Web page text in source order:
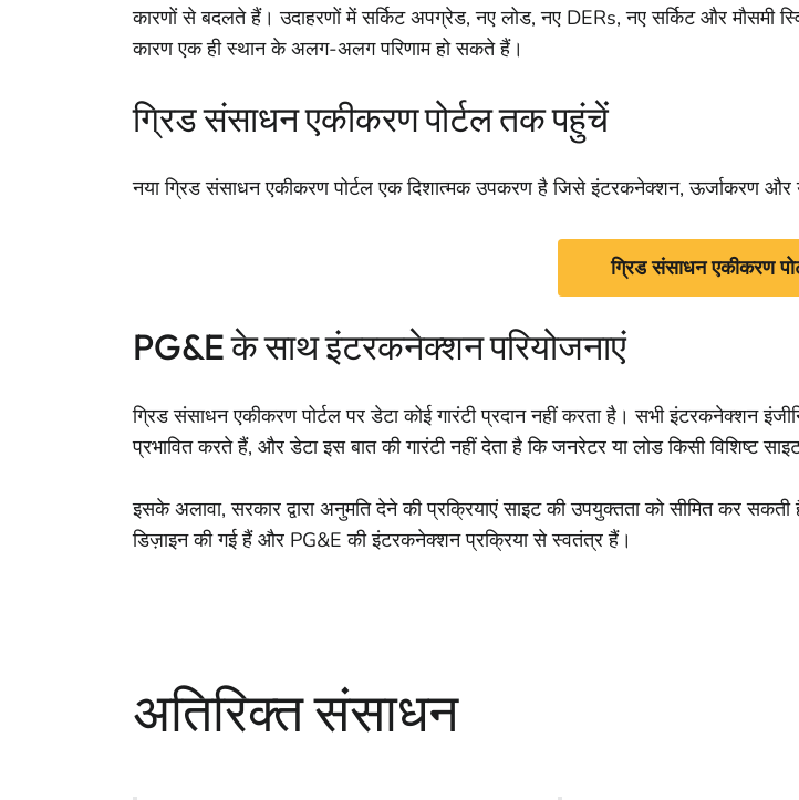
कारणों से बदलते हैं। उदाहरणों में सर्किट अपग्रेड, नए लोड, नए DERs, नए सर्किट और मौसमी
कारण एक ही स्थान के अलग-अलग परिणाम हो सकते हैं।
ग्रिड संसाधन एकीकरण पोर्टल तक पहुंचें
नया ग्रिड संसाधन एकीकरण पोर्टल एक दिशात्मक उपकरण है जिसे इंटरकनेक्शन, ऊर्जाकरण और
ग्रिड संसाधन एकीकरण
PG&E के साथ इंटरकनेक्शन परियोजनाएं
ग्रिड संसाधन एकीकरण पोर्टल पर डेटा कोई गारंटी प्रदान नहीं करता है। सभी इंटरकनेक्शन
प्रभावित करते हैं, और डेटा इस बात की गारंटी नहीं देता है कि जनरेटर या लोड किसी विशिष्ट
इसके अलावा, सरकार द्वारा अनुमति देने की प्रक्रियाएं साइट की उपयुक्तता को सीमित कर
डिज़ाइन की गई हैं और PG&E की इंटरकनेक्शन प्रक्रिया से स्वतंत्र हैं।
अतिरिक्त संसाधन